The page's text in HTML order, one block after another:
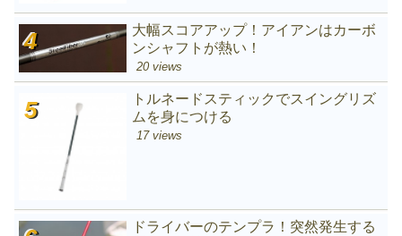
大幅スコアアップ！アイアンはカーボ
ンシャフトが熱い！
20 views
トルネードスティックでスイングリズ
ムを身につける
17 views
ドライバーのテンプラ！突然発生する